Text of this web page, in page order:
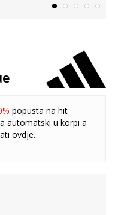
popusta na hit
automatski u korpi a
ovdje.